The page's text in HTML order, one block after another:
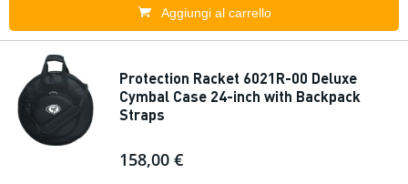
Aggiungi al carrello
Protection Racket 6021R-00 Deluxe
Cymbal Case 24-inch with Backpack
Straps
158,00 €